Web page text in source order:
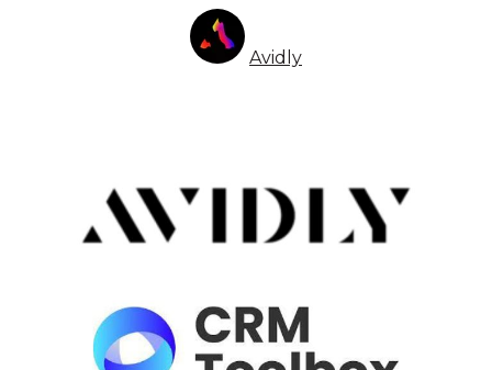
Avidly